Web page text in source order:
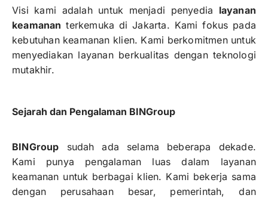
Visi kami adalah untuk menjadi penyedia layanan
keamanan terkemuka di Jakarta. Kami fokus pada
kebutuhan keamanan klien. Kami berkomitmen untuk
menyediakan layanan berkualitas dengan teknologi
mutakhir.
Sejarah dan Pengalaman BINGroup
BINGroup sudah ada selama beberapa dekade.
Kami punya pengalaman luas dalam layanan
keamanan untuk berbagai klien. Kami bekerja sama
dengan perusahaan besar, pemerintah, dan